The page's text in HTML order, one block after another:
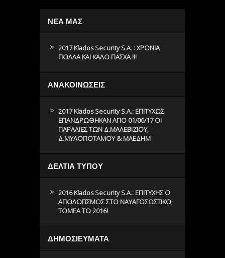
ΝΕΑ ΜΑΣ
2017 Klados Security S.A. : ΧΡΟΝΙΑ
ΠΟΛΛΑ ΚΑΙ ΚΑΛΟ ΠΑΣΧΑ !!!
ΑΝΑΚΟΙΝΩΣΕΙΣ
2017 Klados Security S.A.: ΕΠΙΤΥΧΩΣ
ΕΠΑΝΔΡΩΘΗΚΑΝ ΑΠΟ 01/06/17 ΟΙ
ΠΑΡΑΛΙΕΣ ΤΩΝ Δ.ΜΑΛΕΒΙΖΙΟΥ,
Δ.ΜΥΛΟΠΟΤΑΜΟΥ & ΜΑΕΔΗΜ
ΔΕΛΤΙΑ ΤΥΠΟΥ
2016 Klados Security S.A.: ΕΠΙΤΥΧΗΣ Ο
ΑΠΟΛΟΓΙΣΜΟΣ ΣΤΟ ΝΑΥΑΓΟΣΩΣΤΙΚΟ
ΤΟΜΕΑ ΤΟ 2016!
ΔΗΜΟΣΙΕΥΜΑΤΑ